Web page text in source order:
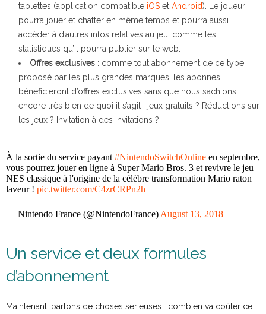
tablettes (application compatible iOS et Android). Le joueur
pourra jouer et chatter en même temps et pourra aussi
accéder à d’autres infos relatives au jeu, comme les
statistiques qu’il pourra publier sur le web.
Offres exclusives : comme tout abonnement de ce type
proposé par les plus grandes marques, les abonnés
bénéficieront d’offres exclusives sans que nous sachions
encore très bien de quoi il s’agit : jeux gratuits ? Réductions sur
les jeux ? Invitation à des invitations ?
À la sortie du service payant #NintendoSwitchOnline en septembre,
vous pourrez jouer en ligne à Super Mario Bros. 3 et revivre le jeu
NES classique à l'origine de la célèbre transformation Mario raton
laveur ! pic.twitter.com/C4zrCRPn2h
— Nintendo France (@NintendoFrance) August 13, 2018
Un service et deux formules
d’abonnement
Maintenant, parlons de choses sérieuses : combien va coûter ce